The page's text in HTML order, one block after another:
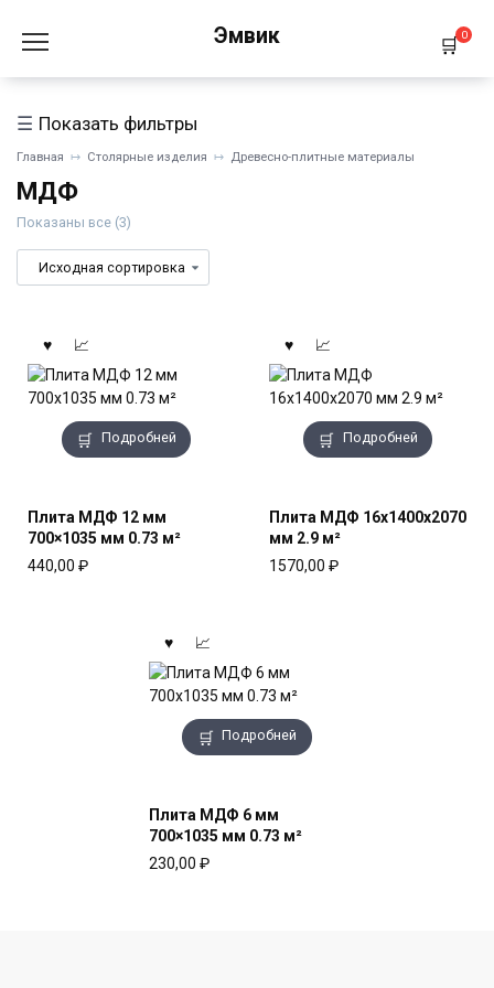
содержанию
Эмвик 0
Главная Столярные изделия Древесно-плитные материалы
МДФ
Показаны все (3)
Подробней
Плита МДФ 12 мм
700×1035 мм 0.73 м²
440,00 ₽
Подробней
Плита МДФ 16x1400x2070
мм 2.9 м²
1570,00 ₽
Подробней
Плита МДФ 6 мм
700×1035 мм 0.73 м²
230,00 ₽
Показать фильтры